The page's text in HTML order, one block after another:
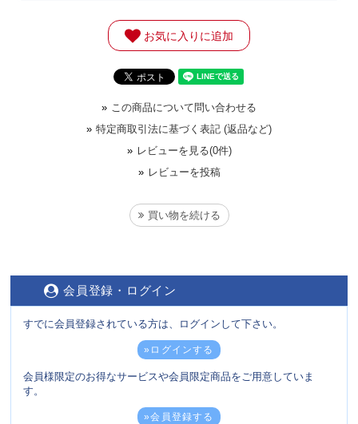
お気に入りに追加
» この商品について問い合わせる
» 特定商取引法に基づく表記 (返品など)
» レビューを見る(0件)
» レビューを投稿
買い物を続ける
会員登録・ログイン
すでに会員登録されている方は、ログインして下さい。
»ログインする
会員様限定のお得なサービスや会員限定商品をご用意していま
す。
»会員登録する